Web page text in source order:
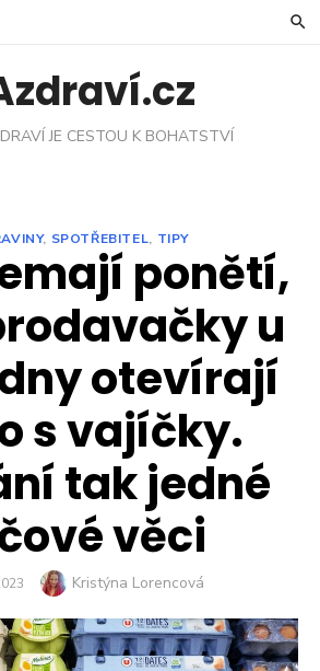
JE CESTOU K BOHATSTVÍ
, SPOTŘEBITEL, TIPY
ponětí,
u
otevírají
s vajíčky.
tak jedné
věci
Author
Kristýna Lorencová